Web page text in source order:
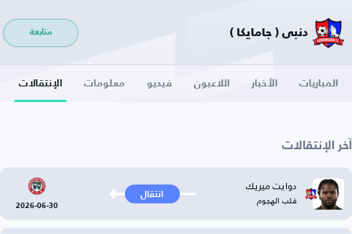
دنبي ( جامايكا ) متابعة
المباريات الأخبار اللاعبون فيديو معلومات الإنتقالات
آخر الإنتقالات
دوايت ميريك
قلب الهجوم انتقال
2026-06-30